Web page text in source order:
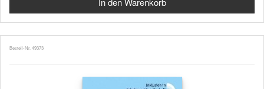
Bestell-Nr. 49373